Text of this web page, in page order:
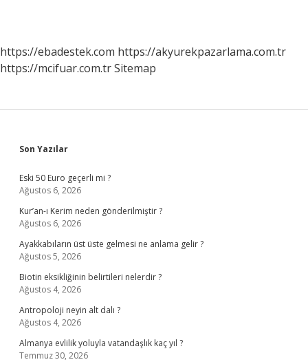
https://ebadestek.com https://akyurekpazarlama.com.tr
https://mcifuar.com.trSitemap
Sidebar
Son Yazılar
Eski 50 Euro geçerli mi ?
Ağustos 6, 2026
Kur’an-ı Kerim neden gönderilmiştir ?
Ağustos 6, 2026
Ayakkabıların üst üste gelmesi ne anlama gelir ?
Ağustos 5, 2026
Biotin eksikliğinin belirtileri nelerdir ?
Ağustos 4, 2026
Antropoloji neyin alt dalı ?
Ağustos 4, 2026
Almanya evlilik yoluyla vatandaşlık kaç yıl ?
Temmuz 30, 2026